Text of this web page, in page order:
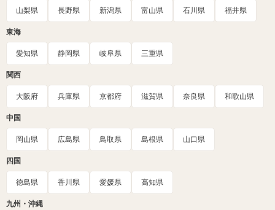
山梨県 長野県 新潟県 富山県 石川県 福井県
東海
愛知県 静岡県 岐阜県 三重県
関西
大阪府 兵庫県 京都府 滋賀県 奈良県 和歌山県
中国
岡山県 広島県 鳥取県 島根県 山口県
四国
徳島県 香川県 愛媛県 高知県
九州・沖縄